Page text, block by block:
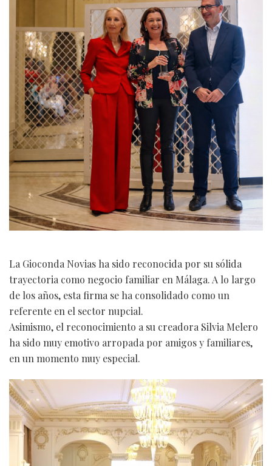
La Gioconda Novias ha sido reconocida por su sólida
trayectoria como negocio familiar en Málaga. A lo largo
de los años, esta firma se ha consolidado como un
referente en el sector nupcial.
Asimismo, el reconocimiento a su creadora Silvia Melero
ha sido muy emotivo arropada por amigos y familiares,
en un momento muy especial.